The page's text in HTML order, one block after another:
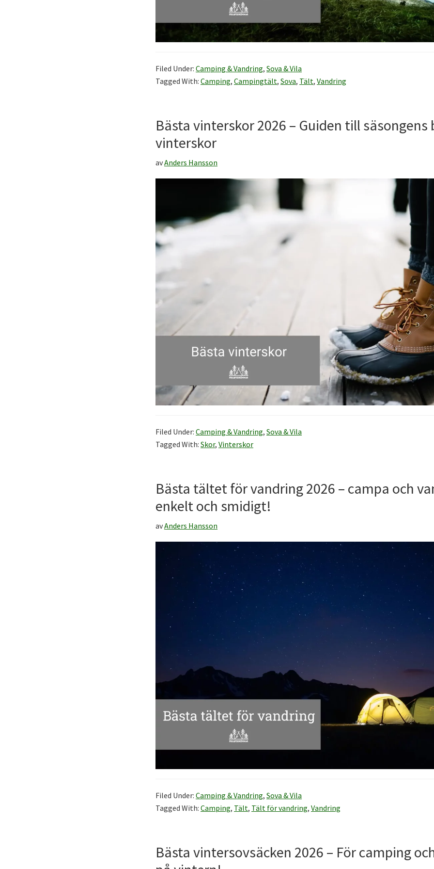
Filed Under: Camping & Vandring, Sova & Vila
Tagged With: Camping, Campingtält, Sova, Tält, Vandring
Bästa vinterskor 2026 – Guiden till säsongens
vinterskor
avAnders Hansson
Filed Under: Camping & Vandring, Sova & Vila
Tagged With: Skor, Vinterskor
Bästa tältet för vandring 2026 – campa och
enkelt och smidigt!
avAnders Hansson
Filed Under: Camping & Vandring, Sova & Vila
Tagged With: Camping, Tält, Tält för vandring, Vandring
Bästa vintersovsäcken 2026 – För camping